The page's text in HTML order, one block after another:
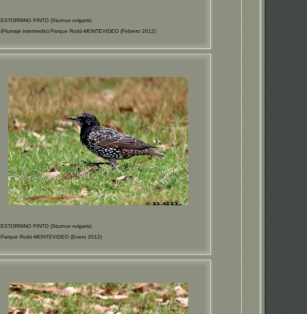
ESTORNINO PINTO (Sturnus vulgaris)
(Plumaje intermedio) Parque Rodó-MONTEVIDEO (Febrero 2012)
ESTORNINO PINTO (Sturnus vulgaris)
Parque Rodó-MONTEVIDEO (Enero 2012)